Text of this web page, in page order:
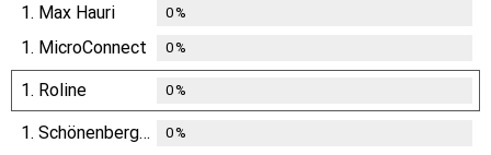
1. Max Hauri 0%
1. MicroConnect 0%
1. Roline 0%
1. Schönenberger 0%